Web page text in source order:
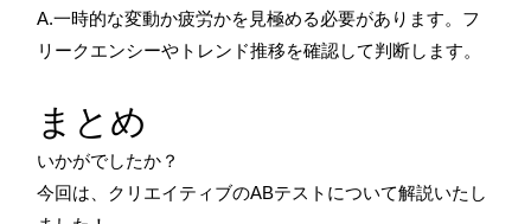
A.一時的な変動か疲労かを見極める必要があります。フ
リークエンシーやトレンド推移を確認して判断します。
まとめ
いかがでしたか？
今回は、クリエイティブのABテストについて解説いたし